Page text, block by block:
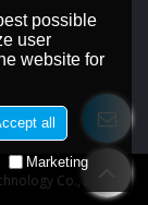
Co., Ltd
possible
user
website for
all
Marketing